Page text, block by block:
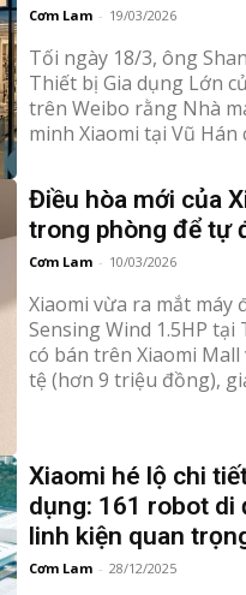
Cơm Lam - 19/03/2026
Tối ngày 18/3, ông
Thiết bị Gia dụng Lớn
trên Weibo rằng Nhà
minh Xiaomi tại Vũ Hán
Điều hòa mới của
trong phòng để tự
Cơm Lam - 10/03/2026
Xiaomi vừa ra mắt máy
Sensing Wind 1.5HP
có bán trên Xiaomi
tệ (hơn 9 triệu đồng),
Xiaomi hé lộ chi
dụng: 161 robot di
linh kiện quan
Cơm Lam - 28/12/2025